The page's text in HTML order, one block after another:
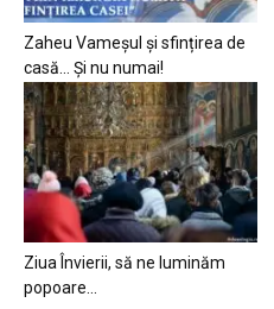
Zaheu Vameșul și sfințirea de
casă… Și nu numai!
Ziua Învierii, să ne luminăm
popoare…